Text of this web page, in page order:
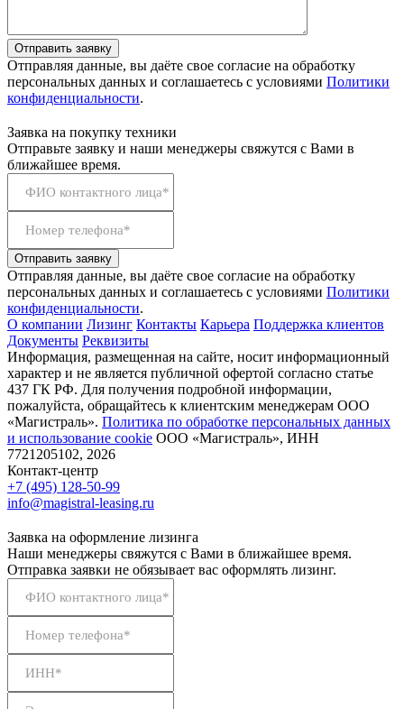
Отправить заявку
Отправляя данные, вы даёте свое согласие на обработку
персональных данных и соглашаетесь с условиями Политики
конфиденциальности.
Заявка на покупку техники
Отправьте заявку и наши менеджеры свяжутся с Вами в
ближайшее время.
ФИО контактного лица*
Номер телефона*
Отправить заявку
Отправляя данные, вы даёте свое согласие на обработку
персональных данных и соглашаетесь с условиями Политики
конфиденциальности.
О компании Лизинг Контакты Карьера Поддержка клиентов
Документы Реквизиты
Информация, размещенная на сайте, носит информационный
характер и не является публичной офертой согласно статье
437 ГК РФ. Для получения подробной информации,
пожалуйста, обращайтесь к клиентским менеджерам ООО
«Магистраль». Политика по обработке персональных данных
и использование сookie ООО «Магистраль», ИНН
7721205102, 2026
Контакт-центр
+7 (495) 128-50-99
info@magistral-leasing.ru
Заявка на оформление лизинга
Наши менеджеры свяжутся с Вами в ближайшее время.
Отправка заявки не обязывает вас оформлять лизинг.
ФИО контактного лица*
Номер телефона*
ИНН*